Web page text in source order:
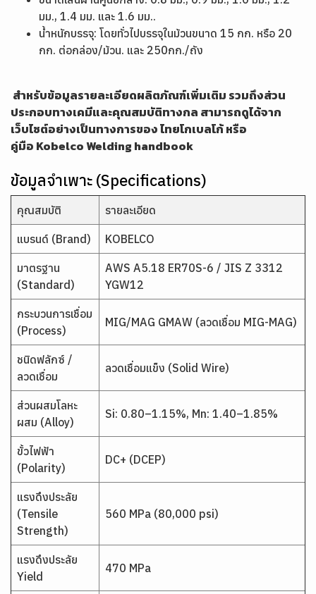
มม., 1.4 มม. และ 1.6 มม..
น้ำหนักบรรจุ: โดยทั่วไปบรรจุในม้วนขนาด 15 กก. หรือ 20
กก. ต่อกล่อง/ม้วน. และ 250กก./ถัง
สำหรับข้อมูลรายละเอียดผลิตภัณฑ์เพิ่มเติม รวมถึงส่วน
ประกอบทางเคมีและคุณสมบัติทางกล สามารถดูได้จาก
เว็บไซต์อย่างเป็นทางการของ ไทยโกเบลโก้ หรือ
คู่มือ Kobelco Welding handbook
ข้อมูลจำเพาะ (Specifications)
คุณสมบัติ รายละเอียด
แบรนด์ (Brand) KOBELCO
มาตรฐาน
(Standard)
AWS A5.18 ER70S-6 / JIS Z 3312
YGW12
กระบวนการเชื่อม
(Process)
MIG/MAG GMAW (ลวดเชื่อม MIG-MAG)
ชนิดฟลักซ์ /
ลวดเชื่อม
ลวดเชื่อมแข็ง (Solid Wire)
ส่วนผสมโลหะ
ผสม (Alloy)
Si: 0.80–1.15%, Mn: 1.40–1.85%
ขั้วไฟฟ้า
(Polarity)
DC+ (DCEP)
แรงดึงประลัย
(Tensile
Strength)
560 MPa (80,000 psi)
แรงดึงประลัย
Yield
470 MPa